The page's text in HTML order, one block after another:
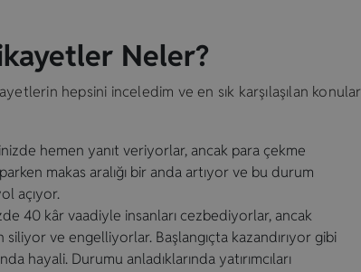
Neler?
hepsini inceledim ve en sık karşılaşılan konular
hemen yanıt veriyorlar, ancak para çekme
makas aralığı bir anda artıyor ve bu durum
açıyor.
40 kâr vaadiyle insanları cezbediyorlar, ancak
siliyor ve engelliyorlar. Başlangıçta kazandırıyor gibi
hayali. Durumu anladıklarında yatırımcıları